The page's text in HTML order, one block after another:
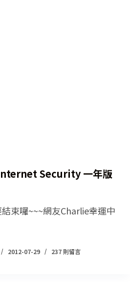
Security 一年版
束囉~~~網友Charlie幸運中
2012-07-29 237 則留言